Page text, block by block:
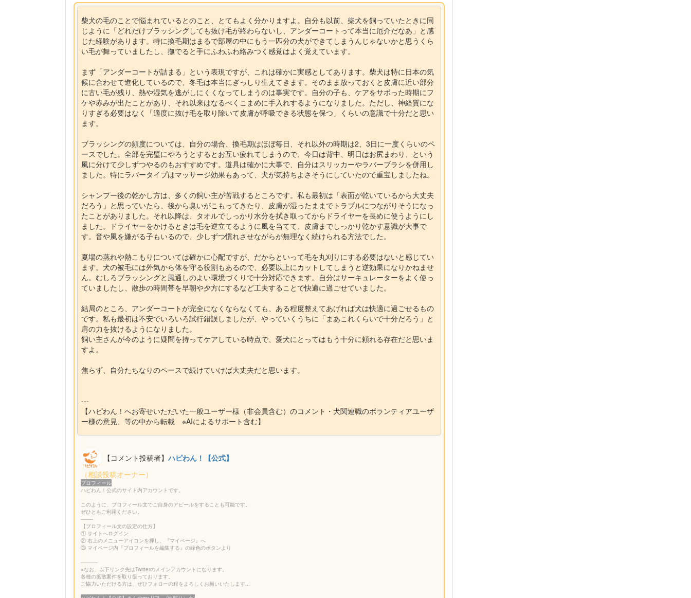
柴犬の毛のことで悩まれているとのこと、とてもよく分かりますよ。自分も以前、柴犬を飼っていたときに同
じように「どれだけブラッシングしても抜け毛が終わらないし、アンダーコートって本当に厄介だなあ」と感
じた経験があります。特に換毛期はまるで部屋の中にもう一匹分の犬ができてしまうんじゃないかと思うくら
い毛が舞っていましたし、撫でると手にふわふわ絡みつく感覚はよく覚えています。
まず「アンダーコートが詰まる」という表現ですが、これは確かに実感としてあります。柴犬は特に日本の気
候に合わせて進化しているので、冬毛は本当にぎっしり生えてきます。そのまま放っておくと皮膚に近い部分
に古い毛が残り、熱や湿気を逃がしにくくなってしまうのは事実です。自分の子も、ケアをサボった時期にフ
ケや赤みが出たことがあり、それ以来はなるべくこまめに手入れするようになりました。ただし、神経質にな
りすぎる必要はなく「適度に抜け毛を取り除いて皮膚が呼吸できる状態を保つ」くらいの意識で十分だと思い
ます。
ブラッシングの頻度については、自分の場合、換毛期はほぼ毎日、それ以外の時期は2、3日に一度くらいのペ
ースでした。全部を完璧にやろうとするとお互い疲れてしまうので、今日は背中、明日はお尻まわり、という
風に分けて少しずつやるのもおすすめです。道具は確かに大事で、自分はスリッカーやラバーブラシを併用し
ました。特にラバータイプはマッサージ効果もあって、犬が気持ちよさそうにしていたので重宝しましたね。
シャンプー後の乾かし方は、多くの飼い主が苦戦するところです。私も最初は「表面が乾いているから大丈夫
だろう」と思っていたら、後から臭いがこもってきたり、皮膚が湿ったままでトラブルにつながりそうになっ
たことがありました。それ以降は、タオルでしっかり水分を拭き取ってからドライヤーを長めに使うようにし
ました。ドライヤーをかけるときは毛を逆立てるように風を当てて、皮膚までしっかり乾かす意識が大事で
す。音や風を嫌がる子もいるので、少しずつ慣れさせながらが無理なく続けられる方法でした。
夏場の蒸れや熱こもりについては確かに心配ですが、だからといって毛を丸刈りにする必要はないと感じてい
ます。犬の被毛には外気から体を守る役割もあるので、必要以上にカットしてしまうと逆効果になりかねませ
ん。むしろブラッシングと風通しのよい環境づくりで十分対応できます。自分はサーキュレーターをよく使っ
ていましたし、散歩の時間帯を早朝や夕方にするなど工夫することで快適に過ごせていました。
結局のところ、アンダーコートが完全になくならなくても、ある程度整えてあげれば犬は快適に過ごせるもの
です。私も最初は不安でいろいろ試行錯誤しましたが、やっていくうちに「まあこれくらいで十分だろう」と
肩の力を抜けるようになりました。
飼い主さんが今のように疑問を持ってケアしている時点で、愛犬にとってはもう十分に頼れる存在だと思いま
すよ。
焦らず、自分たちなりのペースで続けていけば大丈夫だと思います。
---
【ハピわん！へお寄せいただいた一般ユーザー様（非会員含む）のコメント・犬関連職のボランティアユーザ
ー様の意見、等の中から転載 ※AIによるサポート含む】
【コメント投稿者】ハピわん！【公式】
（相談投稿オーナー）
プロフィール
ハピわん！公式のサイト内アカウントです。
このように、プロフィール文でご自身のアピールをすることも可能です。
ぜひともご利用ください。
--------
【プロフィール文の設定の仕方】
① サイトへログイン
② 右上のメニューアイコンを押し、『マイページ』へ
③ マイページ内『プロフィールを編集する』の緑色のボタンより
-----------
※なお、以下リンク先はTwitterのメインアカウントになります。
各種の拡散案件を取り扱っております。
ご協力いただける方は、ぜひフォローの程をよろしくお願いいたします...